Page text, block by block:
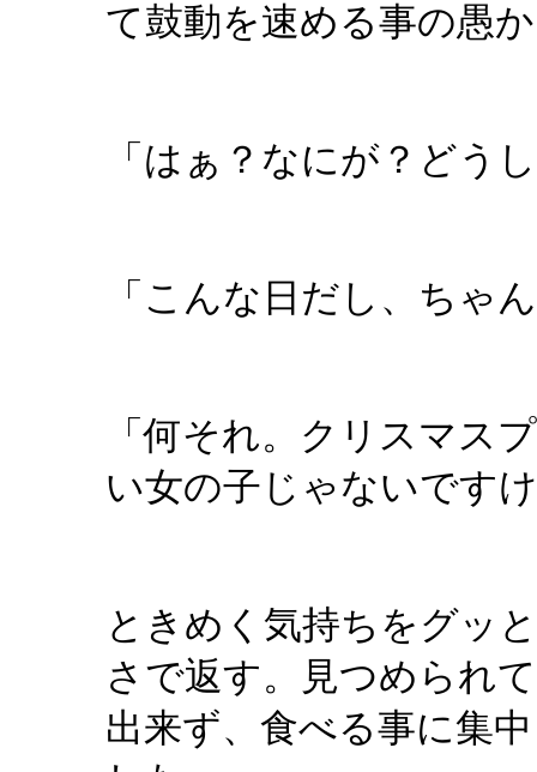
て鼓動を速める事の愚
「はぁ？なにが？どう
「こんな日だし、ちゃ
「何それ。クリスマス
い女の子じゃないです
ときめく気持ちをグッ
さで返す。見つめられ
出来ず、食べる事に集